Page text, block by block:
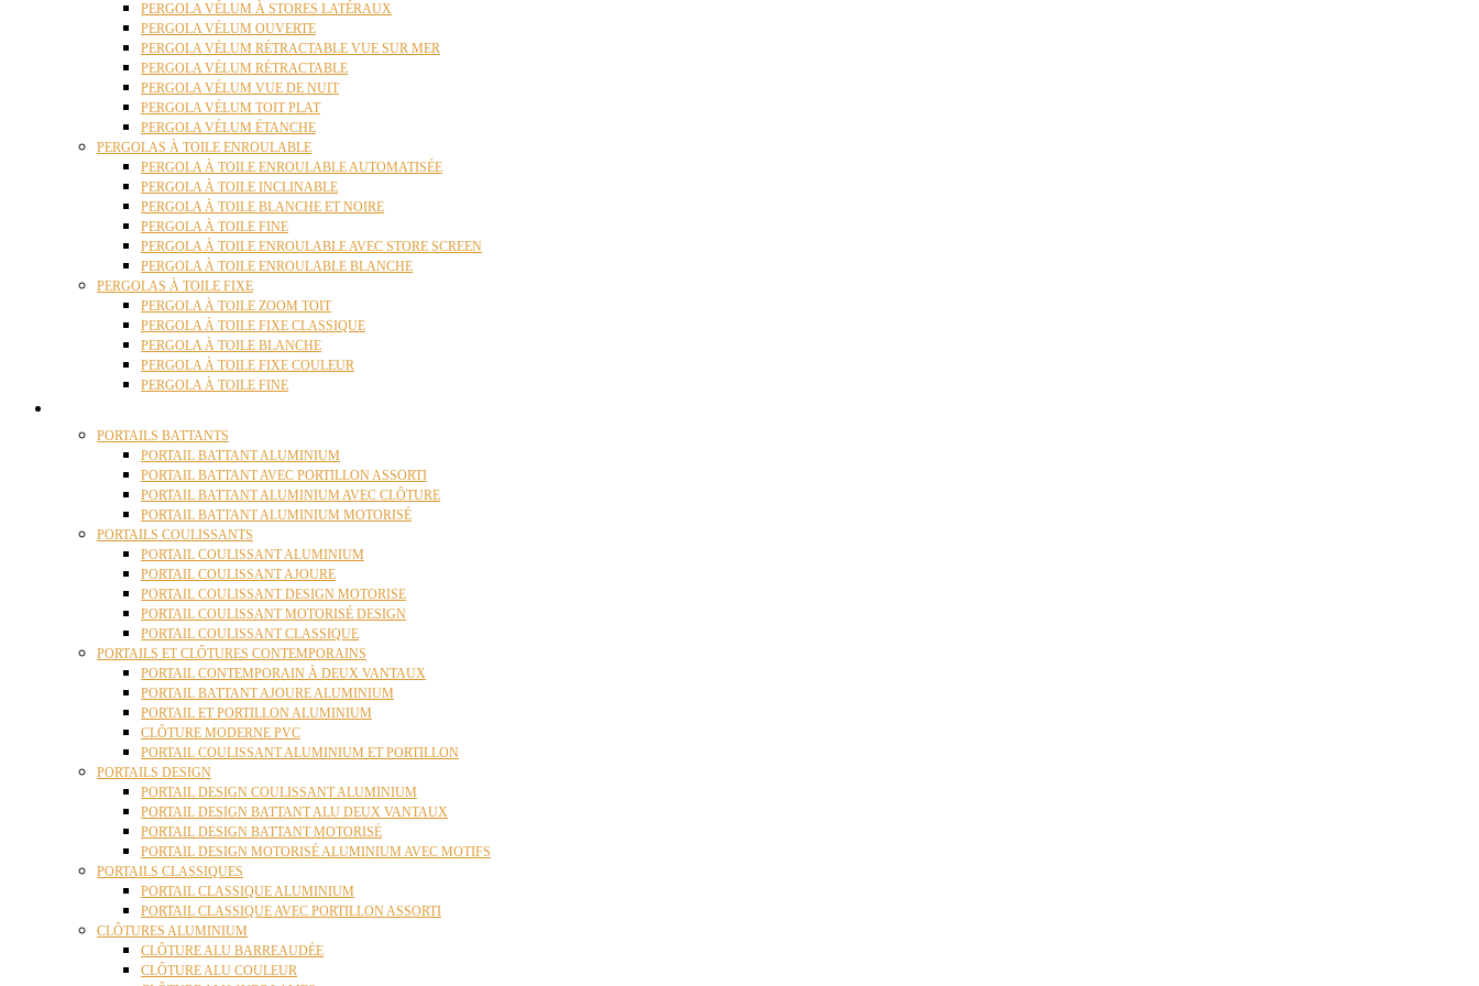
PERGOLA VÉLUM À STORES LATÉRAUX
PERGOLA VÉLUM OUVERTE
PERGOLA VÉLUM RÉTRACTABLE VUE SUR MER
PERGOLA VÉLUM RÉTRACTABLE
PERGOLA VÉLUM VUE DE NUIT
PERGOLA VÉLUM TOIT PLAT
PERGOLA VÉLUM ÉTANCHE
PERGOLAS À TOILE ENROULABLE
PERGOLA À TOILE ENROULABLE AUTOMATISÉE
PERGOLA À TOILE INCLINABLE
PERGOLA À TOILE BLANCHE ET NOIRE
PERGOLA À TOILE FINE
PERGOLA À TOILE ENROULABLE AVEC STORE SCREEN
PERGOLA À TOILE ENROULABLE BLANCHE
PERGOLAS À TOILE FIXE
PERGOLA À TOILE ZOOM TOIT
PERGOLA À TOILE FIXE CLASSIQUE
PERGOLA À TOILE BLANCHE
PERGOLA À TOILE FIXE COULEUR
PERGOLA À TOILE FINE
PORTAILS BATTANTS
PORTAIL BATTANT ALUMINIUM
PORTAIL BATTANT AVEC PORTILLON ASSORTI
PORTAIL BATTANT ALUMINIUM AVEC CLÔTURE
PORTAIL BATTANT ALUMINIUM MOTORISÉ
PORTAILS COULISSANTS
PORTAIL COULISSANT ALUMINIUM
PORTAIL COULISSANT AJOURE
PORTAIL COULISSANT DESIGN MOTORISE
PORTAIL COULISSANT MOTORISÉ DESIGN
PORTAIL COULISSANT CLASSIQUE
PORTAILS ET CLÔTURES CONTEMPORAINS
PORTAIL CONTEMPORAIN À DEUX VANTAUX
PORTAIL BATTANT AJOURE ALUMINIUM
PORTAIL ET PORTILLON ALUMINIUM
CLÔTURE MODERNE PVC
PORTAIL COULISSANT ALUMINIUM ET PORTILLON
PORTAILS DESIGN
PORTAIL DESIGN COULISSANT ALUMINIUM
PORTAIL DESIGN BATTANT ALU DEUX VANTAUX
PORTAIL DESIGN BATTANT MOTORISÉ
PORTAIL DESIGN MOTORISÉ ALUMINIUM AVEC MOTIFS
PORTAILS CLASSIQUES
PORTAIL CLASSIQUE ALUMINIUM
PORTAIL CLASSIQUE AVEC PORTILLON ASSORTI
CLÔTURES ALUMINIUM
CLÔTURE ALU BARREAUDÉE
CLÔTURE ALU COULEUR